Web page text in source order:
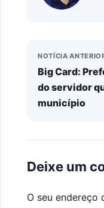
NOTÍCIA
Big Card:
do servidor
município
Deixe um
O seu endereço